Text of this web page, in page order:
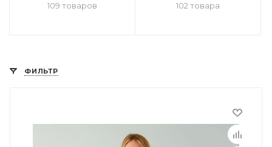
109 товаров 102 товара
ФИЛЬТР